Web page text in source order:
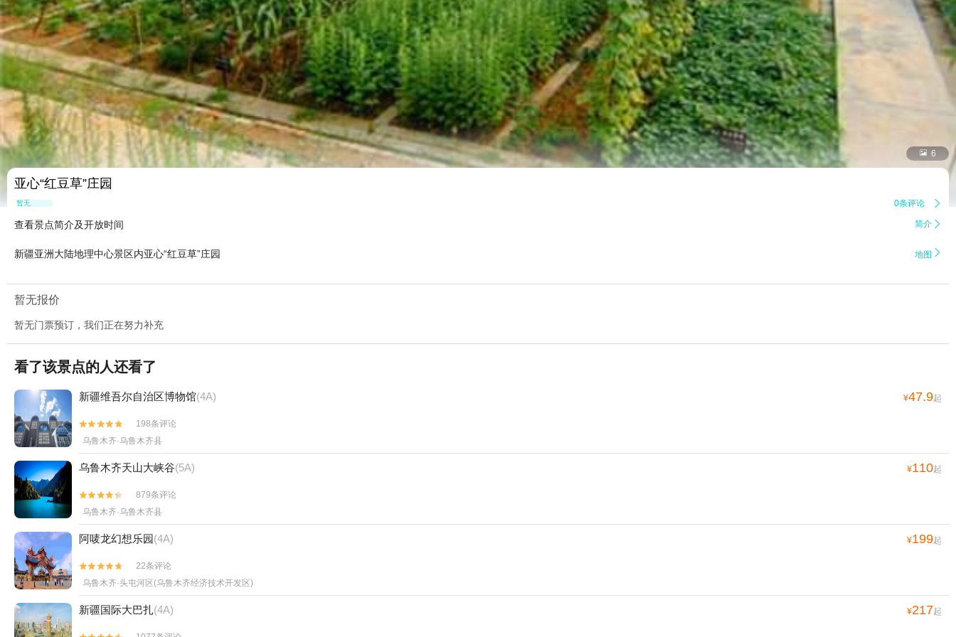
 6
亚心“红豆草”庄园
暂无点评 0条评论 
查看景点简介及开放时间 简介 
新疆亚洲大陆地理中心景区内亚心“红豆草”庄园 地图 
暂无报价
暂无门票预订，我们正在努力补充
看了该景点的人还看了
新疆维吾尔自治区博物馆(4A) ¥47.9起


198条评论
乌鲁木齐·乌鲁木齐县
乌鲁木齐天山大峡谷(5A) ¥110起


879条评论
乌鲁木齐·乌鲁木齐县
阿唛龙幻想乐园(4A) ¥199起


22条评论
乌鲁木齐·头屯河区(乌鲁木齐经济技术开发区)
新疆国际大巴扎(4A) ¥217起